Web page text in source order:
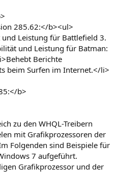
285.62:</b><ul>
Leistung für Battlefield 3.
und Leistung für Batman:
Berichte
beim Surfen im Internet.</li>
b>
zu den WHQL-Treibern
mit Grafikprozessoren der
Folgenden sind Beispiele für
7 aufgeführt.
Grafikprozessor und der